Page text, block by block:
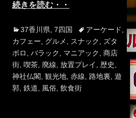
続きを読む・・
Categories
37香川県 7四国 Tagsアーケード
カフェー
グルメ スナック
ズタ
ボロ
バラック マニアック
商店
街, 喫茶, 廃線 放置プレイ 歴史
神社仏閣 観光地, 赤線 路地裏 遊
郭, 鉄道 風俗, 飲食街